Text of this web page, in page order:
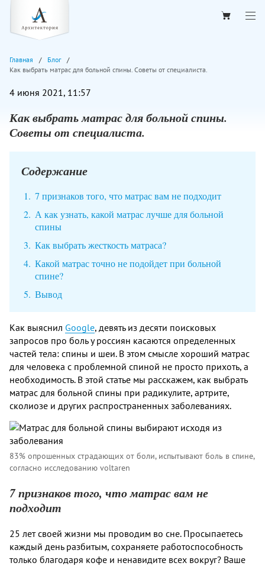
Главная
Блог
Как выбрать матрас для больной спины. Советы от специалиста.
4 июня 2021, 11:57
Как выбрать матрас для больной спины.
Советы от специалиста.
Содержание
7 признаков того, что матрас вам не подходит
А как узнать, какой матрас лучше для больной
спины
Как выбрать жесткость матраса?
Какой матрас точно не подойдет при больной
спине?
Вывод
Как выяснил Google, девять из десяти поисковых
запросов про боль у россиян касаются определенных
частей тела: спины и шеи. В этом смысле хороший матрас
для человека с проблемной спиной не просто прихоть, а
необходимость. В этой статье мы расскажем, как выбрать
матрас для больной спины при радикулите, артрите,
сколиозе и других распространенных заболеваниях.
83% опрошенных страдающих от боли, испытывают боль в спине,
согласно исследованию voltaren
7 признаков того, что матрас вам не
подходит
25 лет своей жизни мы проводим во сне. Просыпаетесь
каждый день разбитым, сохраняете работоспособность
только благодаря кофе и ненавидите всех вокруг? Ваше